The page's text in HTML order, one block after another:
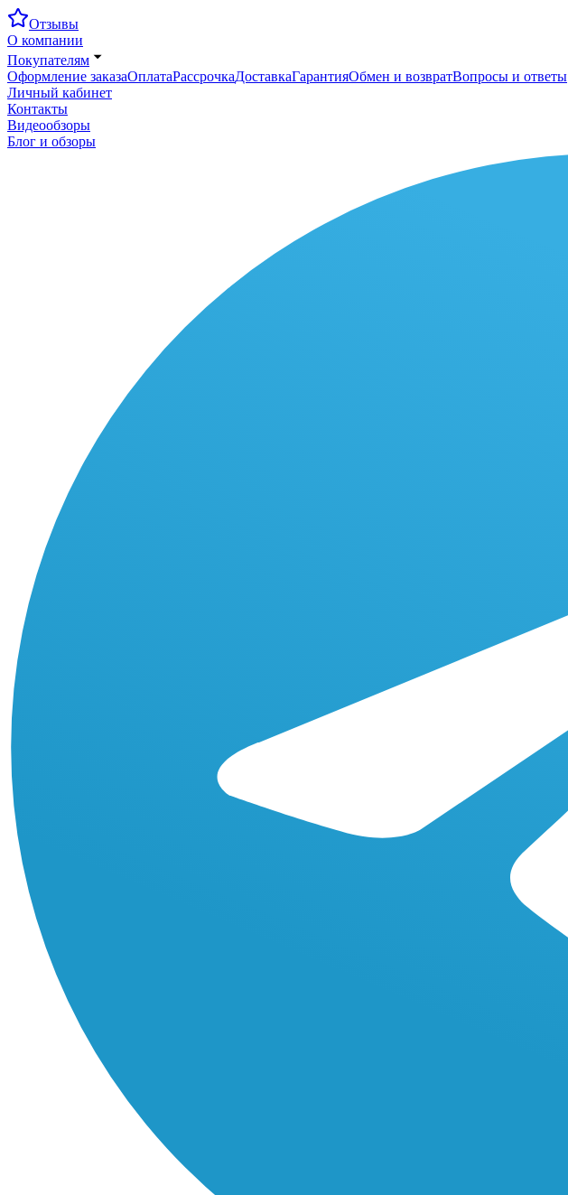
Отзывы
О компании
Покупателям
Оформление заказаОплатаРассрочкаДоставкаГарантияОбмен и возвратВопросы и ответы
Личный кабинет
Контакты
Видеообзоры
Блог и обзоры